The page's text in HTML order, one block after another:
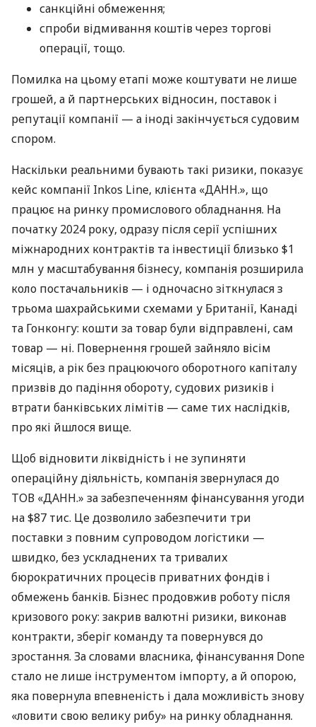
санкційні обмеження;
спроби відмивання коштів через торгові
операції, тощо.
Помилка на цьому етапі може коштувати не лише
грошей, а й партнерських відносин, поставок і
репутації компанії — а іноді закінчується судовим
спором.
Наскільки реальними бувають такі ризики, показує
кейс компанії Inkos Line, клієнта «ДАНН.», що
працює на ринку промислового обладнання. На
початку 2024 року, одразу після серії успішних
міжнародних контрактів та інвестиції близько $1
млн у масштабування бізнесу, компанія розширила
коло постачальників — і одночасно зіткнулася з
трьома шахрайськими схемами у Британії, Канаді
та Гонконгу: кошти за товар були відправлені, сам
товар — ні. Повернення грошей зайняло вісім
місяців, а рік без працюючого оборотного капіталу
призвів до падіння обороту, судових ризиків і
втрати банківських лімітів — саме тих наслідків,
про які йшлося вище.
Щоб відновити ліквідність і не зупиняти
операційну діяльність, компанія звернулася до
ТОВ «ДАНН.» за забезпеченням фінансування угоди
на $87 тис. Це дозволило забезпечити три
поставки з повним супроводом логістики —
швидко, без ускладнених та тривалих
бюрократичних процесів приватних фондів і
обмежень банків. Бізнес продовжив роботу після
кризового року: закрив валютні ризики, виконав
контракти, зберіг команду та повернувся до
зростання. За словами власника, фінансування Done
стало не лише інструментом імпорту, а й опорою,
яка повернула впевненість і дала можливість знову
«ловити свою велику рибу» на ринку обладнання.